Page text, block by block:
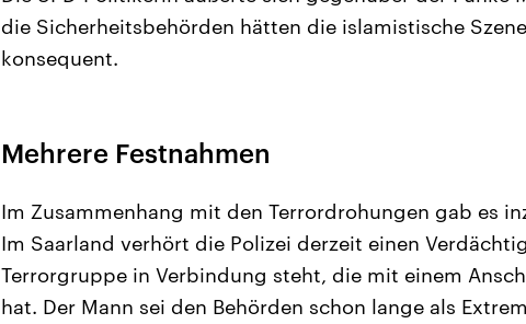
die Sicherheitsbehörden hätten die islamistische
konsequent.
Mehrere Festnahmen
Im Zusammenhang mit den Terrordrohungen gab es
Im Saarland verhört die Polizei derzeit einen
Terrorgruppe in Verbindung steht, die mit einem
hat. Der Mann sei den Behörden schon lange als